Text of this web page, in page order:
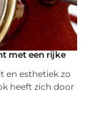
met een rijke
en esthetiek zo
heeft zich door